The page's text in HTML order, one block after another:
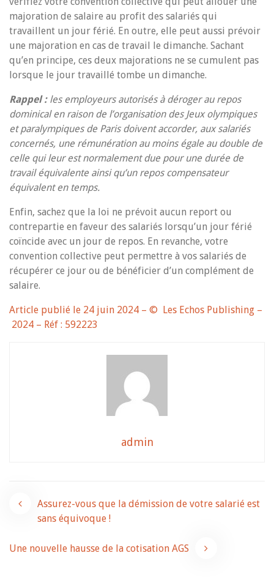
majoration de salaire au profit des salariés qui
travaillent un jour férié. En outre, elle peut aussi prévoir
une majoration en cas de travail le dimanche. Sachant
qu’en principe, ces deux majorations ne se cumulent pas
lorsque le jour travaillé tombe un dimanche.
Rappel :les employeurs autorisés à déroger au repos
dominical en raison de l’organisation des Jeux olympiques
et paralympiques de Paris doivent accorder, aux salariés
concernés, une rémunération au moins égale au double de
celle qui leur est normalement due pour une durée de
travail équivalente ainsi qu’un repos compensateur
équivalent en temps.
Enfin, sachez que la loi ne prévoit aucun report ou
contrepartie en faveur des salariés lorsqu’un jour férié
coïncide avec un jour de repos. En revanche, votre
convention collective peut permettre à vos salariés de
récupérer ce jour ou de bénéficier d’un complément de
salaire.
Article publié le 24 juin 2024 – © Les Echos Publishing –
2024 – Réf : 592223
admin
Navigation
de
Assurez-vous que la démission de votre salarié est
sans équivoque !
Une nouvelle hausse de la cotisation AGS